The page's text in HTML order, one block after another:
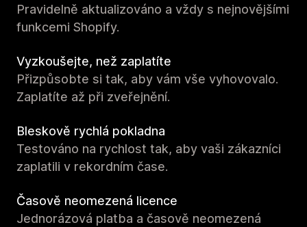
Pravidelně aktualizováno a vždy s nejnovějšími
funkcemi Shopify.
Vyzkoušejte, než zaplatíte
Přizpůsobte si tak, aby vám vše vyhovovalo.
Zaplatíte až při zveřejnění.
Bleskově rychlá pokladna
Testováno na rychlost tak, aby vaši zákazníci
zaplatili v rekordním čase.
Časově neomezená licence
Jednorázová platba a časově neomezená